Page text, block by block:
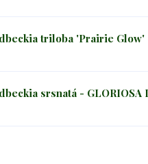
triloba 'Prairie Glow'
srsnatá - GLORIOSA